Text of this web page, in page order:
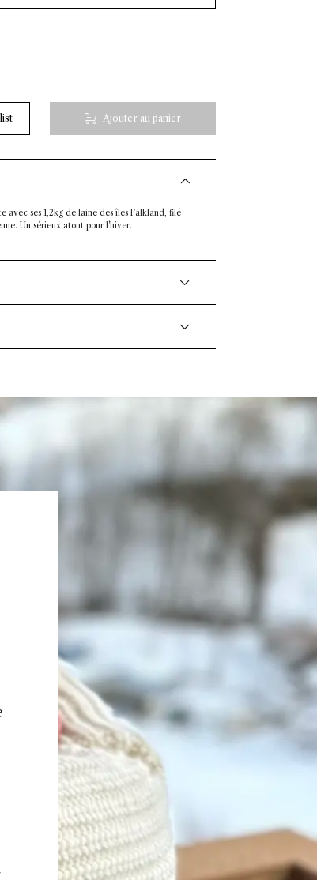
châle - laine Falkland - beige
Ajouter au panier
avec ses 1,2kg de laine des îles Falkland, filé
Un sérieux atout pour l'hiver.